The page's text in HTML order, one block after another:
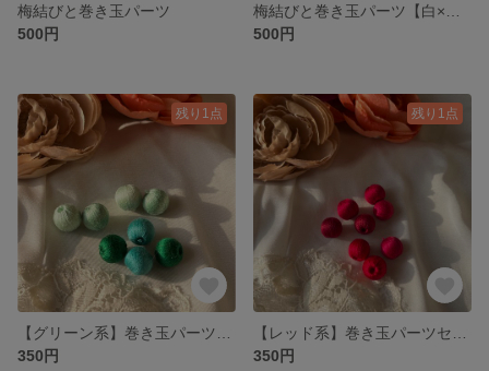
梅結びと巻き玉パーツ
500円
500円
残り1点
350円
残り1点
350円